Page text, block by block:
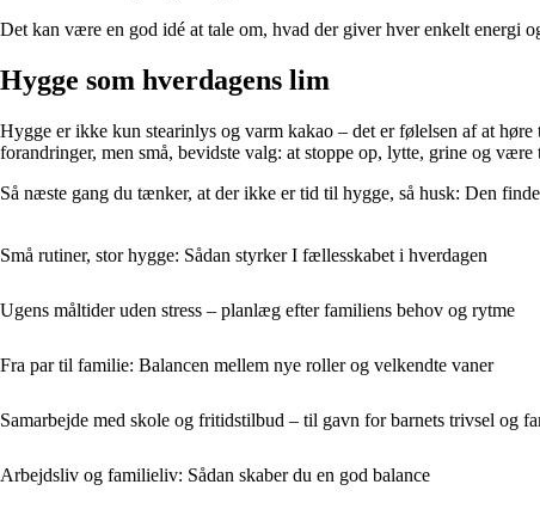
Det kan være en god idé at tale om, hvad der giver hver enkelt energi
Hygge som hverdagens lim
Hygge er ikke kun stearinlys og varm kakao – det er følelsen af at
forandringer, men små, bevidste valg: at stoppe op, lytte, grine og være
Så næste gang du tænker, at der ikke er tid til hygge, så husk: Den
Små rutiner, stor hygge: Sådan styrker I fællesskabet i hverdagen
Ugens måltider uden stress – planlæg efter familiens behov og rytme
Fra par til familie: Balancen mellem nye roller og velkendte vaner
Samarbejde med skole og fritidstilbud – til gavn for barnets trivsel og
Arbejdsliv og familieliv: Sådan skaber du en god balance